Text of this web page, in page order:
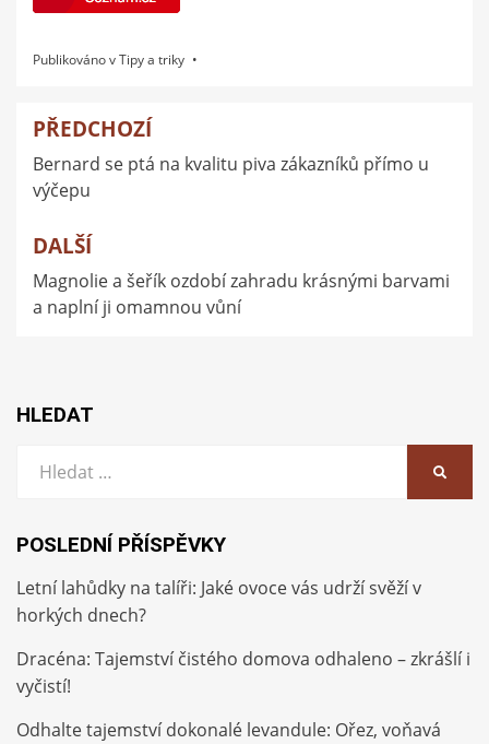
Publikováno vTipy a triky
Navigace
pro
příspěvek
PŘEDCHOZÍ
Bernard se ptá na kvalitu piva zákazníků přímo u
výčepu
DALŠÍ
Magnolie a šeřík ozdobí zahradu krásnými barvami
a naplní ji omamnou vůní
HLEDAT
POSLEDNÍ PŘÍSPĚVKY
Letní lahůdky na talíři: Jaké ovoce vás udrží svěží v
horkých dnech?
Dracéna: Tajemství čistého domova odhaleno – zkrášlí i
vyčistí!
Odhalte tajemství dokonalé levandule: Ořez, voňavá